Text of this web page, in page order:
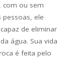
com ou sem
pessoas, ele
de eliminar
água. Sua vida
é feita pelo